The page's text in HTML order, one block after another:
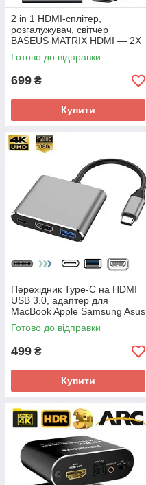
2 in 1 HDMI-сплітер,
розгалужувач, світчер
BASEUS MATRIX HDMI — 2Х
HDMI 4K, 30HZ CAHUB-BC0G
Готово до відправки
699 ₴
Купити
Перехідник Type-C на HDMI
USB 3.0, адаптер для
MacBook Apple Samsung Asus
HP Type-С USB-хаб 4K 3 в1
Готово до відправки
499 ₴
Купити